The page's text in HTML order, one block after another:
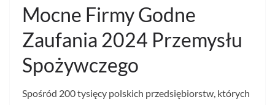
Mocne Firmy Godne
Zaufania 2024 Przemysłu
Spożywczego
Spośród 200 tysięcy polskich przedsiębiorstw, których